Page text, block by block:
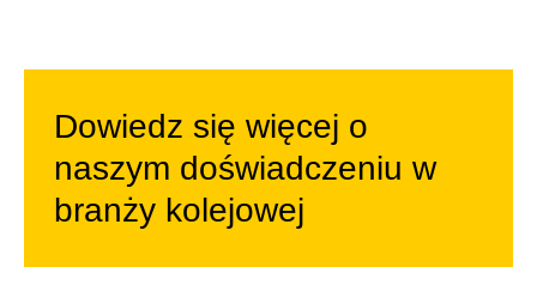
Dowiedz się więcej o
naszym doświadczeniu w
branży kolejowej